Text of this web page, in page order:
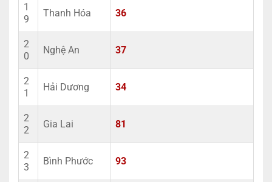
1
9
Thanh Hóa 36
2
0
Nghệ An 37
2
1
Hải Dương 34
2
2
Gia Lai 81
2
3
Bình Phước 93